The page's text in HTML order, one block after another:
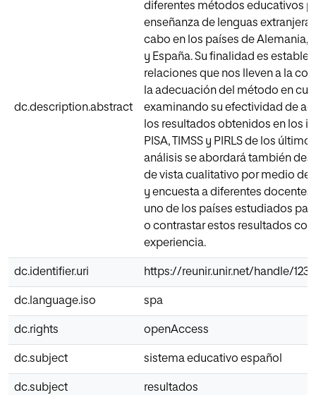
dc.description.abstract
diferentes métodos educativos
enseñanza de lenguas
cabo en los países de Alemania,
y España. Su finalidad es
relaciones que nos lleven a la
la adecuación del método en
examinando su efectividad de
los resultados obtenidos en los
PISA, TIMSS y PIRLS de los
análisis se abordará también
de vista cualitativo por medio de
y encuesta a diferentes docentes
uno de los países estudiados
o contrastar estos resultados
experiencia.
dc.identifier.uri https://reunir.unir.net/handle/
dc.language.iso spa
dc.rights openAccess
dc.subject sistema educativo español
dc.subject resultados